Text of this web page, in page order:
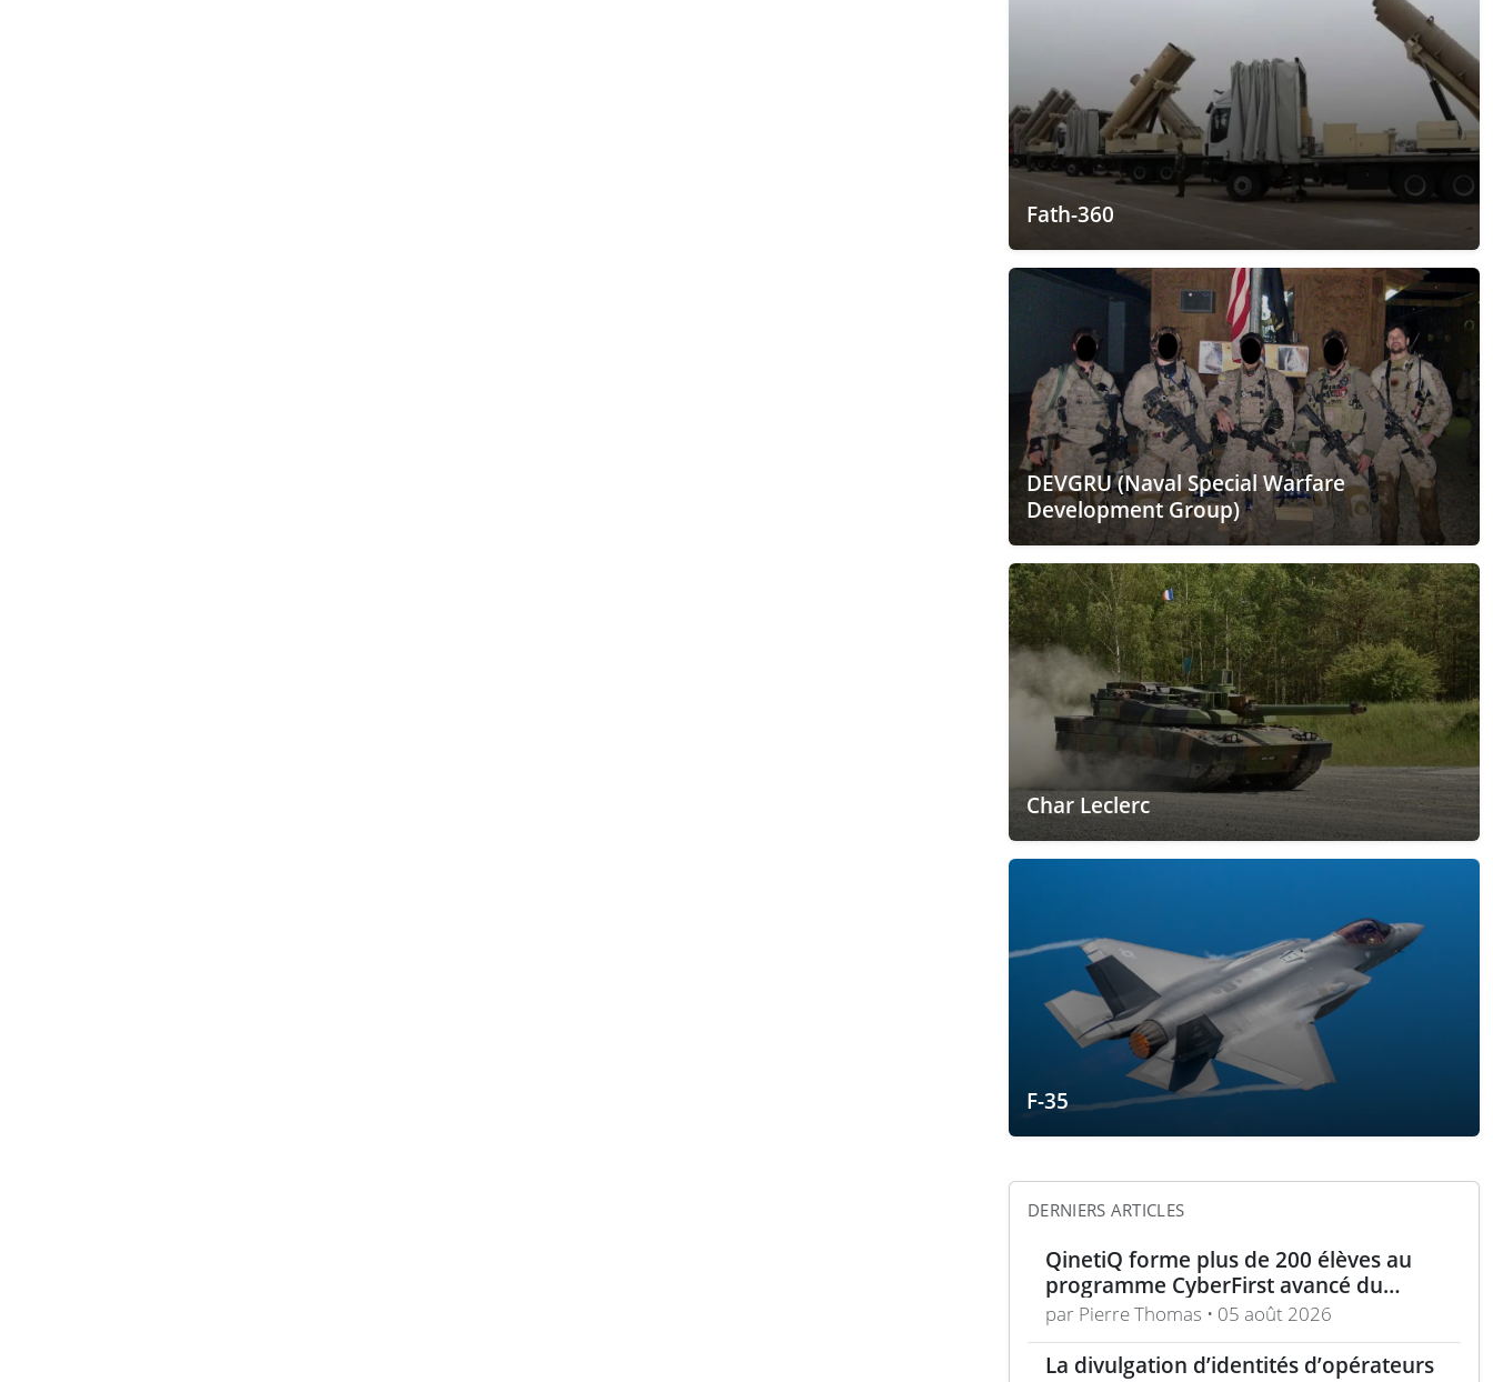
Fath-360
DEVGRU (Naval Special Warfare
Development Group)
Char Leclerc
F-35
DERNIERS ARTICLES
QinetiQ forme plus de 200 élèves au
programme CyberFirst avancé du
National Cyber Security Centre
par Pierre Thomas • 05 août 2026
La divulgation d’identités d’opérateurs